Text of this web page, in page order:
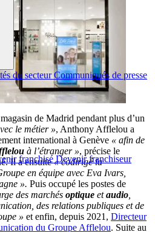
du secteur Communiqués de presse
franchisé Devenir franchiseur
de Madrid pendant plus d’un
le métier », Anthony Afflelou a
international à Genève « afin de
à l’étranger », précise le
Il a ensuite« codirigé la
en équipe avec Eva Ivars,
». Puis occupé les postes de
des marchés optique etaudio
des relations publiques et de
» et enfin, depuis 2021, Directeur
du Groupe Afflelou. Suite au